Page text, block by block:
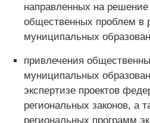
направленных на
общественных проблем в
муниципальных
привлечения
муниципальных
экспертизе проектов
региональных законов, а
региональных программ